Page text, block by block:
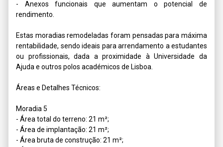
- Anexos funcionais que aumentam o potencial de
rendimento.
Estas moradias remodeladas foram pensadas para máxima
rentabilidade, sendo ideais para arrendamento a estudantes
ou profissionais, dada a proximidade à Universidade da
Ajuda e outros polos académicos de Lisboa.
Áreas e Detalhes Técnicos:
Moradia 5
- Área total do terreno: 21 m²;
- Área de implantação: 21 m²;
- Área bruta de construção: 21 m²;